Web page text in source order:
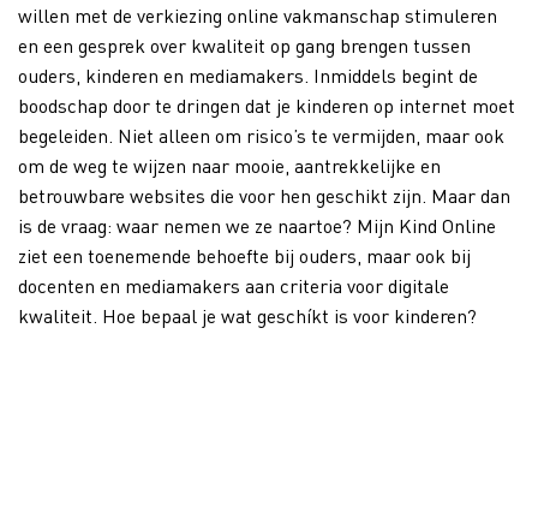
willen met de verkiezing online vakmanschap stimuleren
en een gesprek over kwaliteit op gang brengen tussen
ouders, kinderen en mediamakers. Inmiddels begint de
boodschap door te dringen dat je kinderen op internet moet
begeleiden. Niet alleen om risico’s te vermijden, maar ook
om de weg te wijzen naar mooie, aantrekkelijke en
betrouwbare websites die voor hen geschikt zijn. Maar dan
is de vraag: waar nemen we ze naartoe? Mijn Kind Online
ziet een toenemende behoefte bij ouders, maar ook bij
docenten en mediamakers aan criteria voor digitale
kwaliteit. Hoe bepaal je wat geschíkt is voor kinderen?